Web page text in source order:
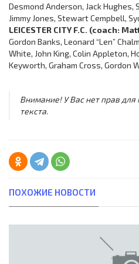
Desmond Anderson, Jack Hughes,
Jimmy Jones, Stewart Cempbell,
LEICESTER CITY F.C. (coach:
Gordon Banks, Leonard “Len”
White, John King, Colin Appleton,
Keyworth, Graham Cross, Gordon
Внимание! У Вас нет прав для
текста.
ПОХОЖИЕ НОВОСТИ